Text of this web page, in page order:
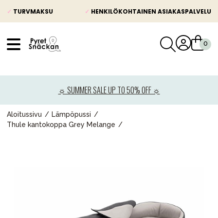
✓ TURVMAKSU ✓ HENKILÖKOHTAINEN ASIAKASPALVELU
☼ SUMMER SALE UP TO 50% OFF ☼
Aloitussivu
Lämpöpussi
Thule kantokoppa Grey Melange
Lastenvaunut
Lasten turvaistuimet
Huonekalut & vuodevaatteet